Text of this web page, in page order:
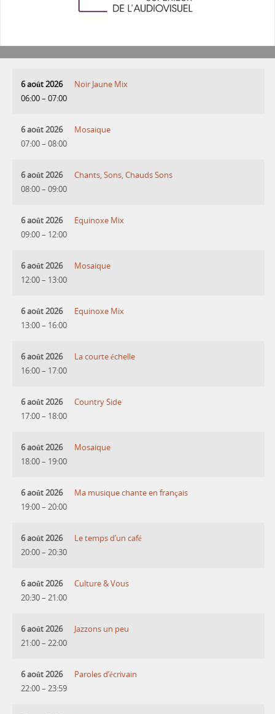
6 août 2026
06:00– 07:00
Noir Jaune Mix
6 août 2026
07:00– 08:00
Mosaique
6 août 2026
08:00– 09:00
Chants, Sons, Chauds Sons
6 août 2026
09:00– 12:00
Equinoxe Mix
6 août 2026
12:00– 13:00
Mosaique
6 août 2026
13:00– 16:00
Equinoxe Mix
6 août 2026
16:00– 17:00
La courte échelle
6 août 2026
17:00– 18:00
Country Side
6 août 2026
18:00– 19:00
Mosaique
6 août 2026
19:00– 20:00
Ma musique chante en français
6 août 2026
20:00– 20:30
Le temps d’un café
6 août 2026
20:30– 21:00
Culture & Vous
6 août 2026
21:00– 22:00
Jazzons un peu
6 août 2026
22:00– 23:59
Paroles d’écrivain